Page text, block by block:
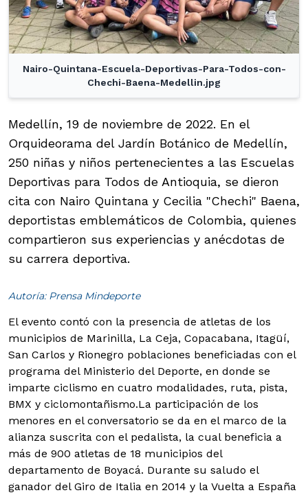
Nairo-Quintana-Escuela-Deportivas-Para-Todos-con-
Chechi-Baena-Medellin.jpg
Medellín, 19 de noviembre de 2022. En el
Orquideorama del Jardín Botánico de Medellín,
250 niñas y niños pertenecientes a las Escuelas
Deportivas para Todos de Antioquia, se dieron
cita con Nairo Quintana y Cecilia "Chechi" Baena,
deportistas emblemáticos de Colombia, quienes
compartieron sus experiencias y anécdotas de
su carrera deportiva.
Autoría: Prensa Mindeporte
El evento contó con la presencia de atletas de los
municipios de Marinilla, La Ceja, Copacabana, Itagüí,
San Carlos y Rionegro poblaciones beneficiadas con el
programa del Ministerio del Deporte, en donde se
imparte ciclismo en cuatro modalidades, ruta, pista,
BMX y ciclomontañismo.La participación de los
menores en el conversatorio se da en el marco de la
alianza suscrita con el pedalista, la cual beneficia a
más de 900 atletas de 18 municipios del
departamento de Boyacá. Durante su saludo el
ganador del Giro de Italia en 2014 y la Vuelta a España